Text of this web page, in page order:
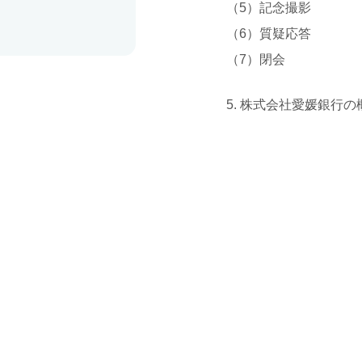
（5）記念撮影
（6）質疑応答
（7）閉会
5. 株式会社愛媛銀行の